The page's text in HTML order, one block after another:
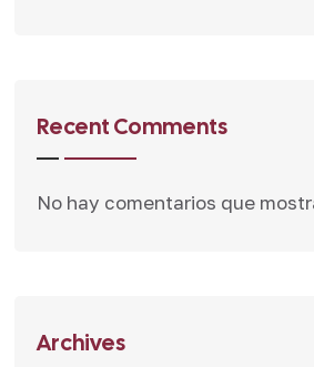
Recent Comments
No hay comentarios que
Archives